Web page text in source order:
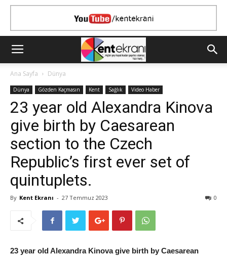
Ana Sayfa Dünya
Dünya Gözden Kaçmasın Kent Sağlık Video Haber
23 year old Alexandra Kinova
give birth by Caesarean
section to the Czech
Republic’s first ever set of
quintuplets.
By Kent Ekranı - 27 Temmuz 2023 0
23 year old Alexandra Kinova give birth by Caesarean